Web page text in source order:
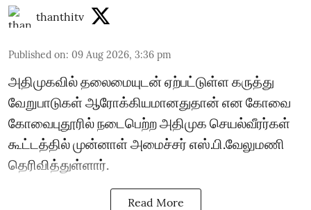
thanthitv
Published on: 09 Aug 2026, 3:36 pm
அதிமுகவில் தலைமையுடன் ஏற்பட்டுள்ள கருத்து
வேறுபாடுகள் ஆரோக்கியமானதுதான் என கோவை
கோவைபுதூரில் நடைபெற்ற அதிமுக செயல்வீரர்கள்
கூட்டத்தில் முன்னாள் அமைச்சர் எஸ்.பி.வேலுமணி
தெரிவித்துள்ளார்.
Read More